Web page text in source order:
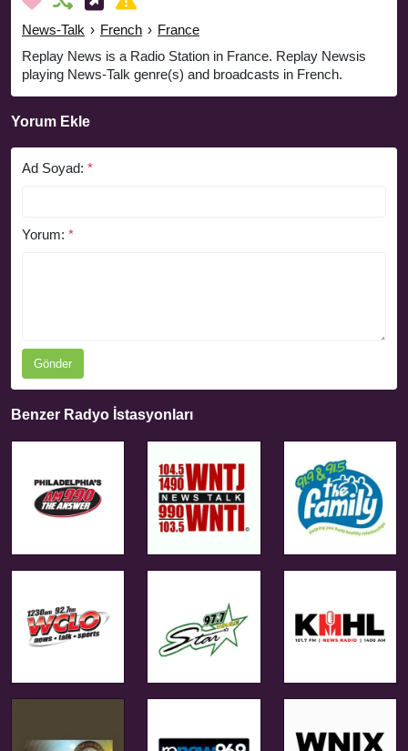
News-Talk › French › France
Replay News is a Radio Station in France. Replay Newsis
playing News-Talk genre(s) and broadcasts in French.
Yorum Ekle
Ad Soyad: *
Yorum: *
Gönder
Benzer Radyo İstasyonları